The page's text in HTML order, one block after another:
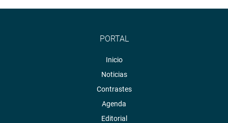
PORTAL
Inicio
Noticias
Contrastes
Agenda
Editorial